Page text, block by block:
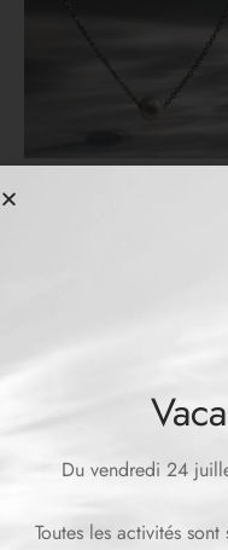
Collier EVA
CHF
139.00
Du vendredi 24
Toutes les activités